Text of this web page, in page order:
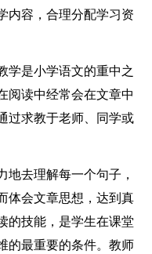
内容，合理分配学习资
学是小学语文的重中之
阅读中经常会在文章中
过求教于老师、同学或
地去理解每一个句子，
体会文章思想，达到真
的技能，是学生在课堂
的最重要的条件。教师